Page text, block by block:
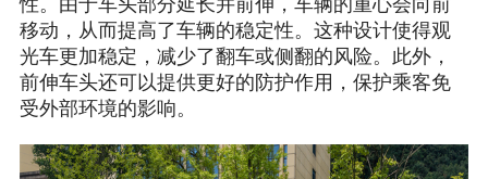
移动，从而提高了车辆的稳定性。这种设计使得观
光车更加稳定，减少了翻车或侧翻的风险。此外，
前伸车头还可以提供更好的防护作用，保护乘客免
受外部环境的影响。